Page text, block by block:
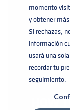
momento
y obtener
Si rechazas,
información
usará una
recordar tu
seguimiento.